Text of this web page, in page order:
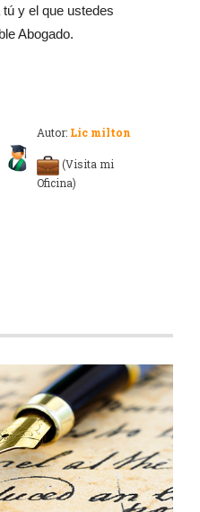
y el que ustedes
Abogado.
Autor: Lic milton
(Visita mi
Oficina)